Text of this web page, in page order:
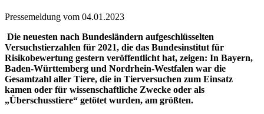
Pressemeldung vom 04.01.2023
Die neuesten nach Bundesländern aufgeschlüsselten
Versuchstierzahlen für 2021, die das Bundesinstitut für
Risikobewertung gestern veröffentlicht hat, zeigen: In Bayern,
Baden-Württemberg und Nordrhein-Westfalen war die
Gesamtzahl aller Tiere, die in Tierversuchen zum Einsatz
kamen oder für wissenschaftliche Zwecke oder als
„Überschusstiere“ getötet wurden, am größten.